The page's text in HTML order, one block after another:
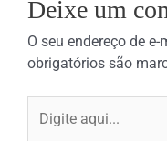
Deixe um
O seu endereço de
obrigatórios são
aqui...